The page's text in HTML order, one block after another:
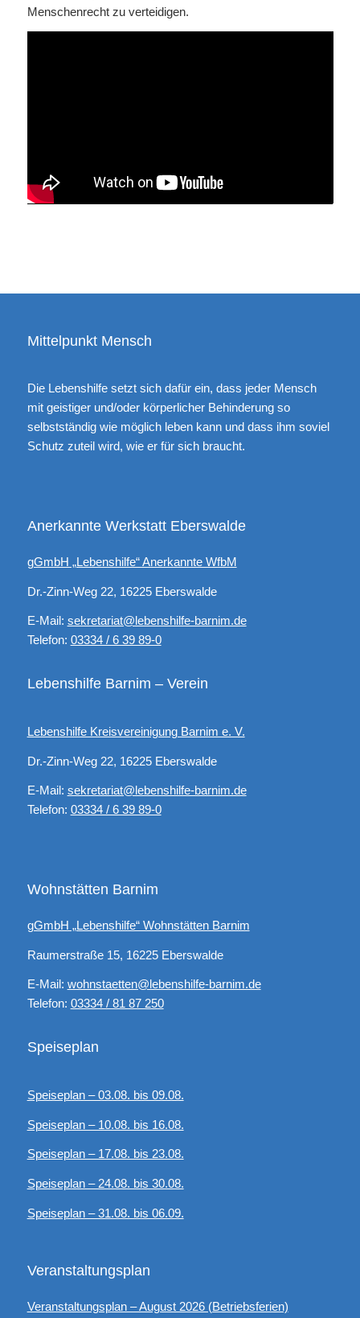
Menschenrecht zu verteidigen.
Mittelpunkt Mensch
Die Lebenshilfe setzt sich dafür ein, dass jeder Mensch
mit geistiger und/oder körperlicher Behinderung so
selbstständig wie möglich leben kann und dass ihm soviel
Schutz zuteil wird, wie er für sich braucht.
Anerkannte Werkstatt Eberswalde
gGmbH „Lebenshilfe“ Anerkannte WfbM
Dr.-Zinn-Weg 22, 16225 Eberswalde
E-Mail: sekretariat@lebenshilfe-barnim.de
Telefon: 03334 / 6 39 89-0
Lebenshilfe Barnim – Verein
Lebenshilfe Kreisvereinigung Barnim e. V.
Dr.-Zinn-Weg 22, 16225 Eberswalde
E-Mail: sekretariat@lebenshilfe-barnim.de
Telefon: 03334 / 6 39 89-0
Wohnstätten Barnim
gGmbH „Lebenshilfe“ Wohnstätten Barnim
Raumerstraße 15, 16225 Eberswalde
E-Mail: wohnstaetten@lebenshilfe-barnim.de
Telefon: 03334 / 81 87 250
Speiseplan
Speiseplan – 03.08. bis 09.08.
Speiseplan – 10.08. bis 16.08.
Speiseplan – 17.08. bis 23.08.
Speiseplan – 24.08. bis 30.08.
Speiseplan – 31.08. bis 06.09.
Veranstaltungsplan
Veranstaltungsplan – August 2026 (Betriebsferien)